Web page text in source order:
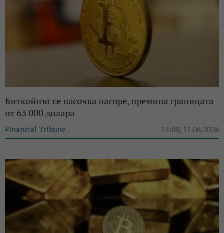
Биткойнът се насочва нагоре, премина границата
от 63 000 долара
Financial Tribune 15:00, 11.06.2026